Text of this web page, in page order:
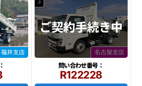
福井支店
名古屋支店
ご契約手続き中
問い合わせ番号：
R122228